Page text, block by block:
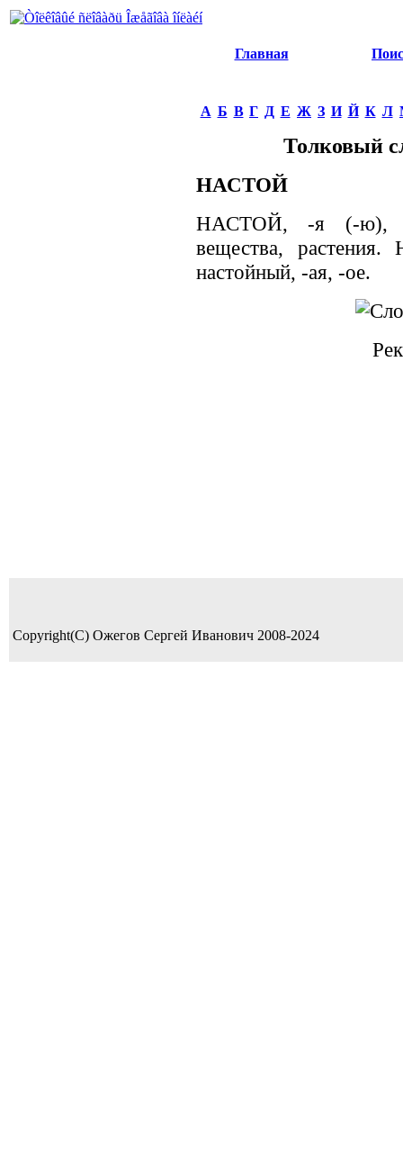
Главная
А Б В Г Д Е Ж З И Й К Л
Толковый
НАСТОЙ
НАСТОЙ, -я (-ю), м.
вещества,
настойный, -ая, -ое.
Copyright(C) Ожегов Сергей Иванович 2008-2024